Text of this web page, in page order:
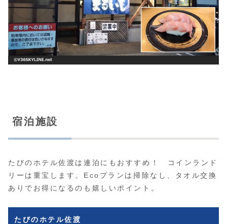
宿泊施設
たびのホテル佐渡は連泊にもおすすめ！ コインランド
リーは重宝します。Ecoプランは掃除なし、タオル交換
ありでお得になるのも嬉しいポイント。
たびのホテル佐渡